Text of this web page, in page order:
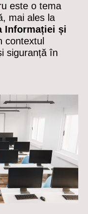
este o tema
mai ales la
Informației și
contextul
siguranță în